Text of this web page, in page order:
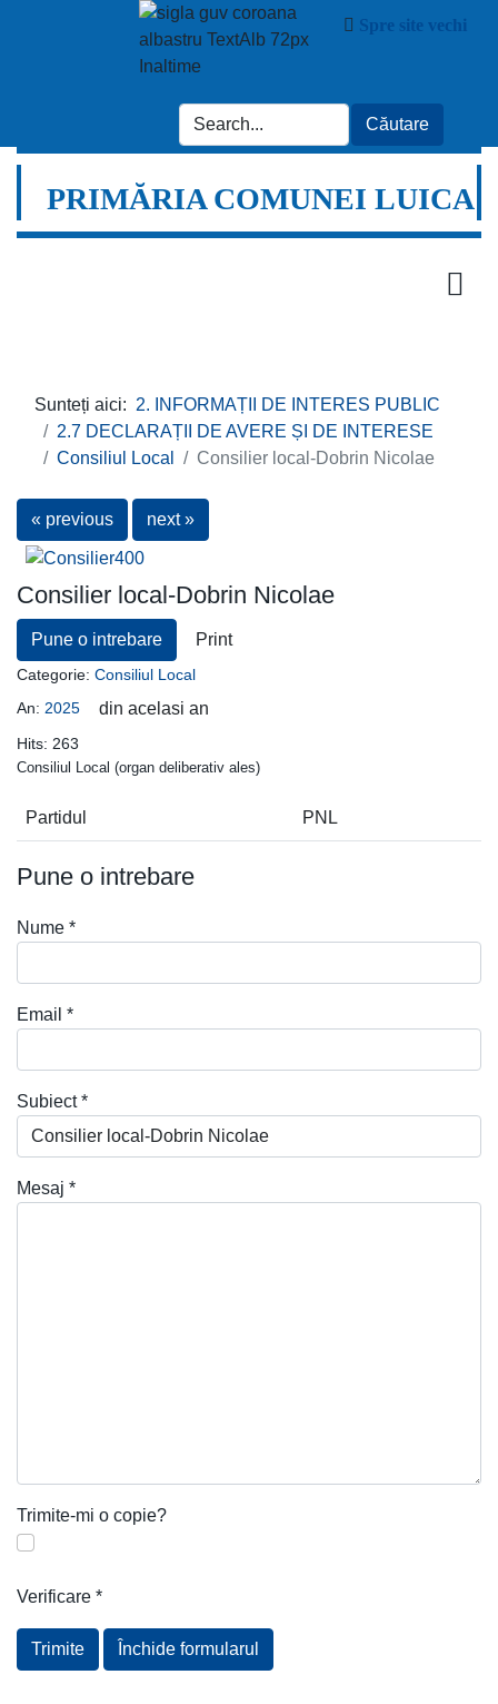
Spre site vechi
PRIMĂRIA COMUNEI LUICA
Sunteți aici: 2. INFORMAȚII DE INTERES PUBLIC
2.7 DECLARAȚII DE AVERE ȘI DE INTERESE
Consiliul Local
Consilier local-Dobrin Nicolae
« previous next »
Consilier local-Dobrin Nicolae
Pune o intrebare Print
Categorie: Consiliul Local
An: 2025 din acelasi an
Hits: 263
Consiliul Local (organ deliberativ ales)
Partidul PNL
Pune o intrebare
Nume *
Email *
Subiect*
Mesaj *
Trimite-mi o copie?
Verificare *
Trimite Închide formularul